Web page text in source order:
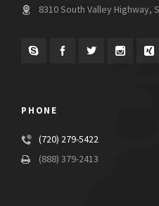
8310 South Valley Highway,
PHONE
(720) 279-5422
(888) 379-2413